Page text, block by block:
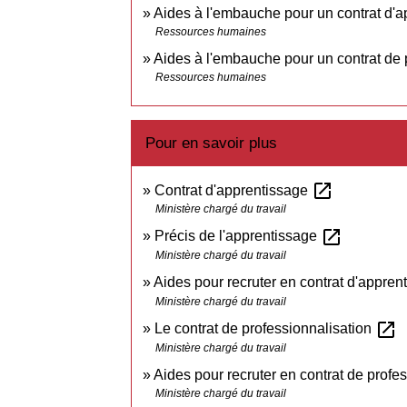
Aides à l'embauche pour un contrat
Ressources humaines
Aides à l'embauche pour un contrat de
Ressources humaines
Pour en savoir plus
Contrat d'apprentissage open_in_new
Ministère chargé du travail
Précis de l'apprentissage open_in_new
Ministère chargé du travail
Aides pour recruter en contrat
Ministère chargé du travail
Le contrat de professionnalisation open_in_new
Ministère chargé du travail
Aides pour recruter en contrat de
Ministère chargé du travail